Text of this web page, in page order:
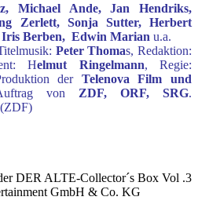
Michael Ande, Jan Hendriks,
Zerlett, Sonja Sutter, Herbert
Berben, Edwin Marian u.a.
Peter Thomas, Redaktion:
Helmut Ringelmann, Regie:
der Telenova Film und
von ZDF, ORF, SRG.
(ZDF)
DER ALTE-Collector´s Box Vol .3
GmbH & Co. KG